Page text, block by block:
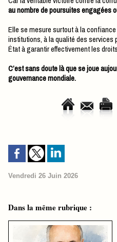
au nombre de poursuites engagées
Elle se mesure surtout à la
institutions, à la qualité des services
État à garantir effectivement les
C’est sans doute là que se joue
gouvernance mondiale.
Vendredi 26 Juin 2026
Dans la même rubrique :